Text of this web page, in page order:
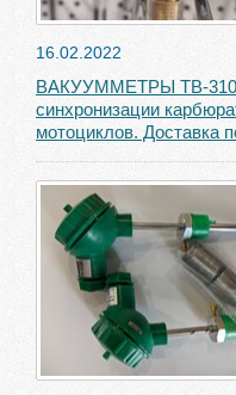
16.02.2022
ВАКУУММЕТРЫ ТВ-
синхронизации
мотоциклов. Доставка